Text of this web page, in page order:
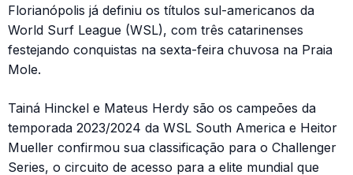
Florianópolis já definiu os títulos sul-americanos da
World Surf League (WSL), com três catarinenses
festejando conquistas na sexta-feira chuvosa na Praia
Mole.
Tainá Hinckel e Mateus Herdy são os campeões da
temporada 2023/2024 da WSL South America e Heitor
Mueller confirmou sua classificação para o Challenger
Series, o circuito de acesso para a elite mundial que